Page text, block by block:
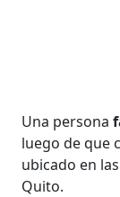
Una persona
luego de que
ubicado en
Quito.